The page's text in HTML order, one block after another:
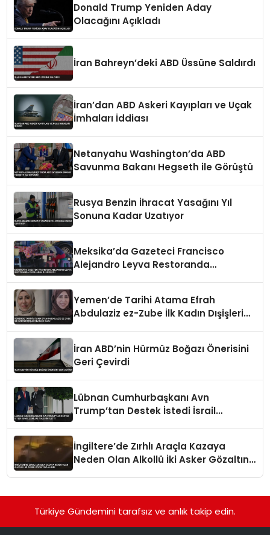
Donald Trump Yeniden Aday
Olacağını Açıkladı
İran Bahreyn’deki ABD Üssüne Saldırdı
İran’dan ABD Askeri Kayıpları ve Uçak
İmhaları İddiası
Netanyahu Washington’da ABD
Savunma Bakanı Hegseth ile Görüştü
Rusya Benzin İhracat Yasağını Yıl
Sonuna Kadar Uzatıyor
Meksika’da Gazeteci Francisco
Alejandro Leyva Restoranda
Yemen’de Tarihi Atama Efrah
Abdulaziz ez-Zube İlk Kadın Dışişleri
İran ABD’nin Hürmüz Boğazı Önerisini
Geri Çevirdi
Lübnan Cumhurbaşkanı Avn
Trump’tan Destek İstedi İsrail
İngiltere’de Zırhlı Araçla Kazaya
Neden Olan Alkollü İki Asker Gözaltına
Türkiye Gündemini tarafsız ve anlık takip edin.